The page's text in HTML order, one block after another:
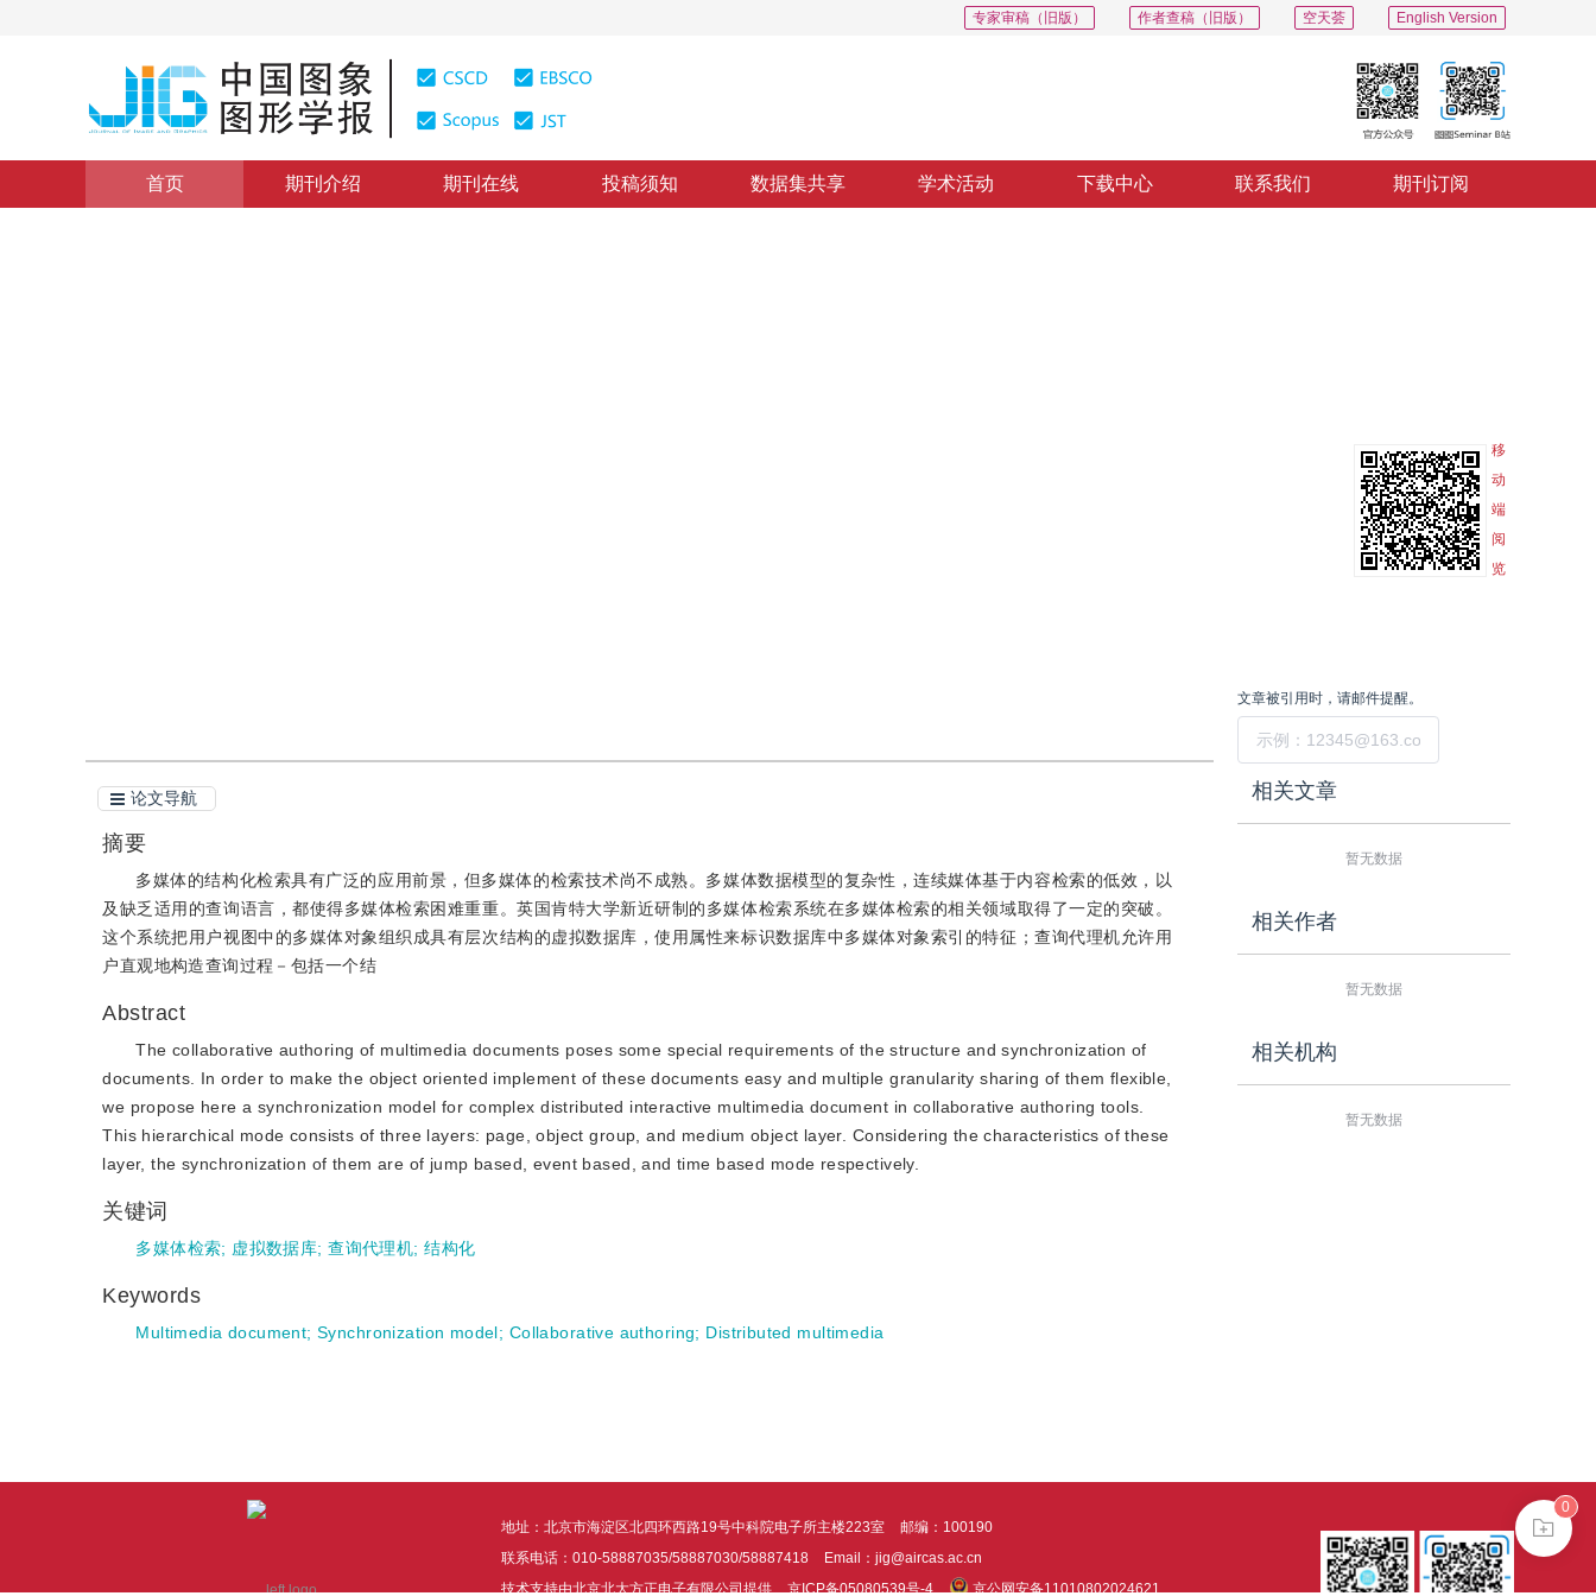
English Version
空天荟
作者查稿（旧版）
专家审稿（旧版）
首页 期刊介绍 期刊在线 投稿须知 数据集共享 学术活动 下载中心 联系我们 期刊订阅
移
动
端
阅
览
论文导航
摘要
多媒体的结构化检索具有广泛的应用前景，但多媒体的检索技术尚不成熟。多媒体数据模型的复杂性，连续媒体基于内容检索的低效，以
及缺乏适用的查询语言，都使得多媒体检索困难重重。英国肯特大学新近研制的多媒体检索系统在多媒体检索的相关领域取得了一定的突破。
这个系统把用户视图中的多媒体对象组织成具有层次结构的虚拟数据库，使用属性来标识数据库中多媒体对象索引的特征；查询代理机允许用
户直观地构造查询过程－包括一个结
Abstract
The collaborative authoring of multimedia documents poses some special requirements of the structure and synchronization of
documents. In order to make the object oriented implement of these documents easy and multiple granularity sharing of them flexible,
we propose here a synchronization model for complex distributed interactive multimedia document in collaborative authoring tools.
This hierarchical mode consists of three layers: page, object group, and medium object layer. Considering the characteristics of these
layer, the synchronization of them are of jump based, event based, and time based mode respectively.
关键词
多媒体检索; 虚拟数据库;查询代理机;结构化
Keywords
Multimedia document;Synchronization model; Collaborative authoring; Distributed multimedia
文章被引用时，请邮件提醒。
相关文章
暂无数据
相关作者
暂无数据
相关机构
暂无数据
地址：北京市海淀区北四环西路19号中科院电子所主楼223室
邮编：100190
联系电话：010-58887035/58887030/58887418
Email：jig@aircas.ac.cn
技术支持由北京北大方正电子有限公司提供
京ICP备05080539号-4 京公网安备11010802024621
0